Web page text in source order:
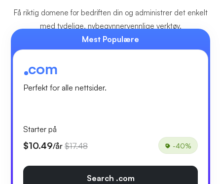
Få riktig domene for bedriften din og administrer det enkelt
med tydelige, nybegynnervennlige verktøy.
Mest Populære
com
Perfekt for alle nettsider.
Starter på
$10.49/år $17.48 -40%
Search .com